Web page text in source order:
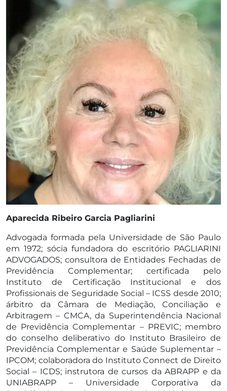
Aparecida Ribeiro Garcia Pagliarini
Advogada formada pela Universidade de São Paulo
em 1972; sócia fundadora do escritório PAGLIARINI
ADVOGADOS; consultora de Entidades Fechadas de
Previdência Complementar; certificada pelo
Instituto de Certificação Institucional e dos
Profissionais de Seguridade Social – ICSS desde 2010;
árbitro da Câmara de Mediação, Conciliação e
Arbitragem – CMCA, da Superintendência Nacional
de Previdência Complementar – PREVIC; membro
do conselho deliberativo do Instituto Brasileiro de
Previdência Complementar e Saúde Suplementar –
IPCOM; colaboradora do Instituto Connect de Direito
Social – ICDS; instrutora de cursos da ABRAPP e da
UNIABRAPP – Universidade Corporativa da